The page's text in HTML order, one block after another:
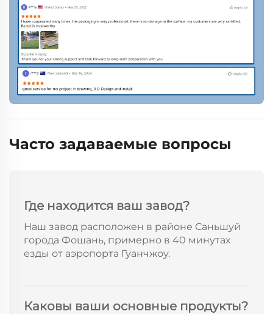
Часто задаваемые вопросы
Где находится ваш завод?
Наш завод расположен в районе Саньшуй
города Фошань, примерно в 40 минутах
езды от аэропорта Гуанчжоу.
Каковы ваши основные продукты?